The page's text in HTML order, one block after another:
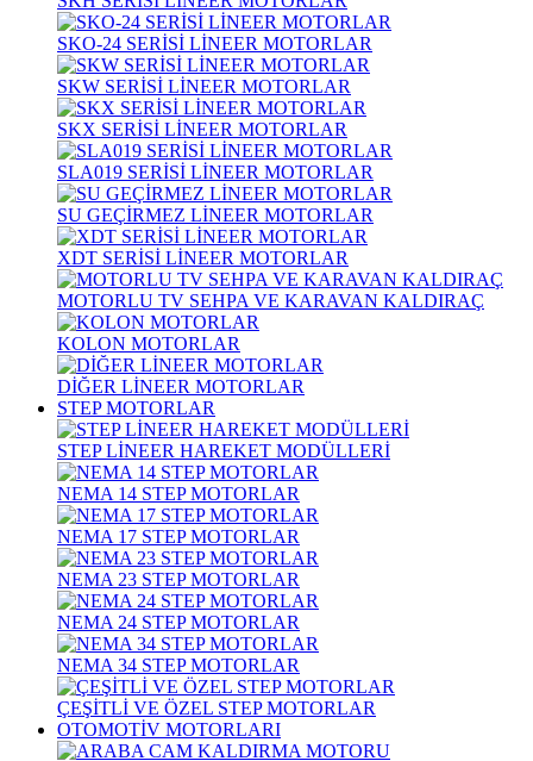
SKO-24 SERİSİ LİNEER MOTORLAR
SKW SERİSİ LİNEER MOTORLAR
SKX SERİSİ LİNEER MOTORLAR
SLA019 SERİSİ LİNEER MOTORLAR
SU GEÇİRMEZ LİNEER MOTORLAR
XDT SERİSİ LİNEER MOTORLAR
MOTORLU TV SEHPA VE KARAVAN KALDIRAÇ
KOLON MOTORLAR
DİĞER LİNEER MOTORLAR
STEP MOTORLAR
STEP LİNEER HAREKET MODÜLLERİ
NEMA 14 STEP MOTORLAR
NEMA 17 STEP MOTORLAR
NEMA 23 STEP MOTORLAR
NEMA 24 STEP MOTORLAR
NEMA 34 STEP MOTORLAR
ÇEŞİTLİ VE ÖZEL STEP MOTORLAR
OTOMOTİV MOTORLARI